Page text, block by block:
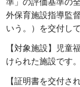
外保育施設指導監
いう。）を交付し
【対象施設】児童
けられた施設です。
【証明書を交付さ